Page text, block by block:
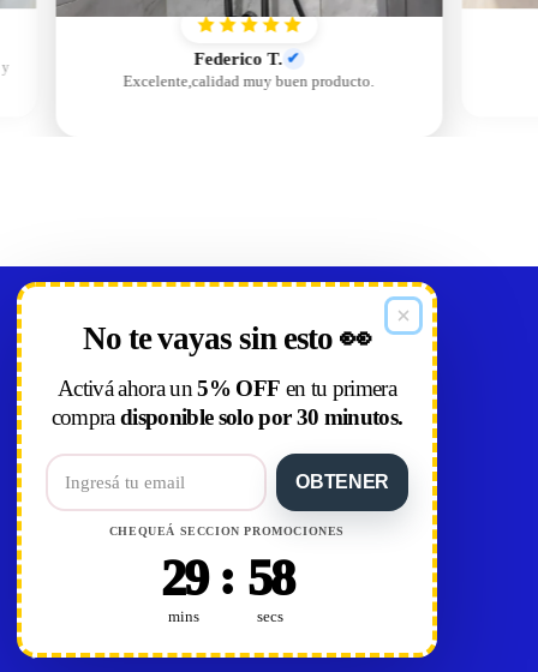
y Federico T. ✔
Excelente,calidad muy buen producto.
No te vayas sin esto 👀
Activá ahora un5% OFF en tu primera
compradisponible solo por 30 minutos.
OBTENER
CHEQUEÁ SECCION PROMOCIONES
29
mins
: 57
secs
Ver en Google Maps
WhatsApp +598 92 007 776
Facebook